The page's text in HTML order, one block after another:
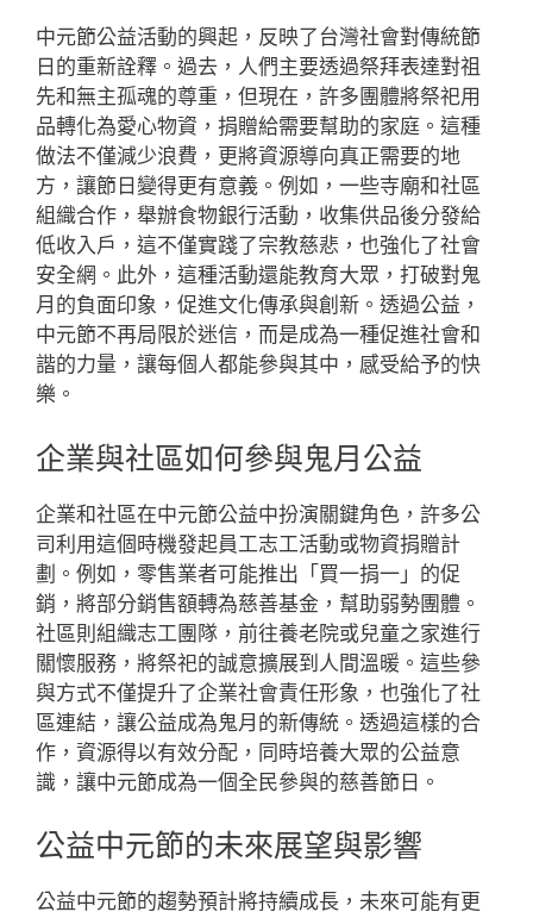
中元節公益活動的興起，反映了台灣社會對傳統節
日的重新詮釋。過去，人們主要透過祭拜表達對祖
先和無主孤魂的尊重，但現在，許多團體將祭祀用
品轉化為愛心物資，捐贈給需要幫助的家庭。這種
做法不僅減少浪費，更將資源導向真正需要的地
方，讓節日變得更有意義。例如，一些寺廟和社區
組織合作，舉辦食物銀行活動，收集供品後分發給
低收入戶，這不僅實踐了宗教慈悲，也強化了社會
安全網。此外，這種活動還能教育大眾，打破對鬼
月的負面印象，促進文化傳承與創新。透過公益，
中元節不再局限於迷信，而是成為一種促進社會和
諧的力量，讓每個人都能參與其中，感受給予的快
樂。
企業與社區如何參與鬼月公益
企業和社區在中元節公益中扮演關鍵角色，許多公
司利用這個時機發起員工志工活動或物資捐贈計
劃。例如，零售業者可能推出「買一捐一」的促
銷，將部分銷售額轉為慈善基金，幫助弱勢團體。
社區則組織志工團隊，前往養老院或兒童之家進行
關懷服務，將祭祀的誠意擴展到人間溫暖。這些參
與方式不僅提升了企業社會責任形象，也強化了社
區連結，讓公益成為鬼月的新傳統。透過這樣的合
作，資源得以有效分配，同時培養大眾的公益意
識，讓中元節成為一個全民參與的慈善節日。
公益中元節的未來展望與影響
公益中元節的趨勢預計將持續成長，未來可能有更